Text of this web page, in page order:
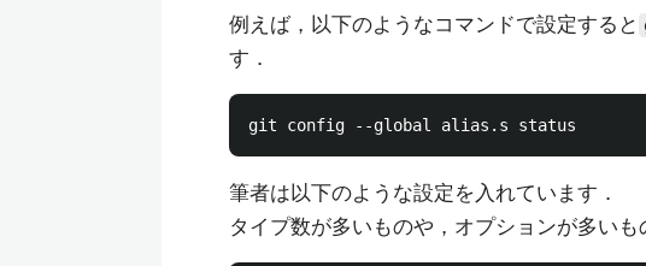
例えば，以下のようなコマンドで設定すると
す．
筆者は以下のような設定を入れています．
タイプ数が多いものや，オプションが多い